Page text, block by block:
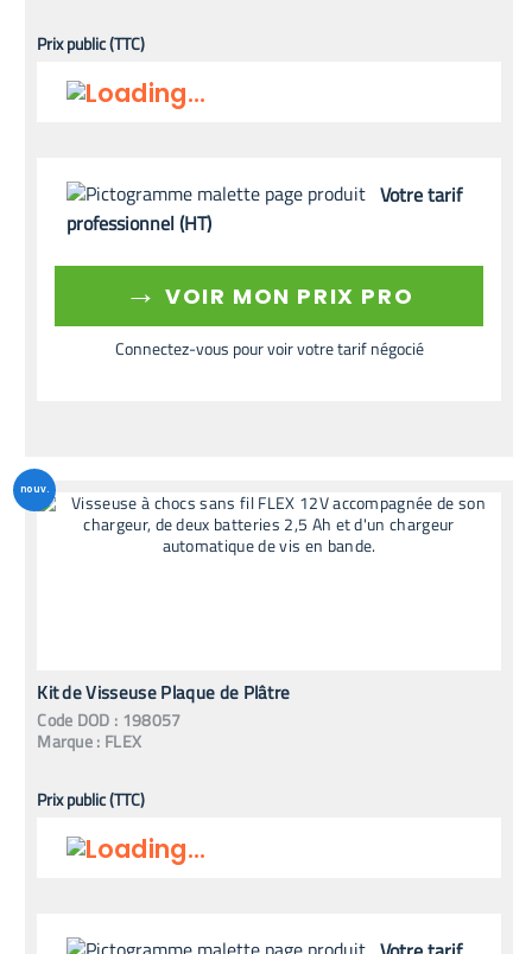
Prix public (TTC)
Votre tarif
professionnel (HT)
→ VOIR MON PRIX PRO
Connectez-vous pour voir votre tarif négocié
nouv.
Kit de Visseuse Plaque de Plâtre
Code DOD : 198057
Marque : FLEX
Prix public (TTC)